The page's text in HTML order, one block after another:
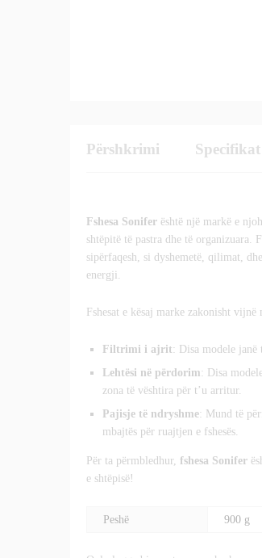
Përshkrimi Specifikat
Fshesa Sonifer është një markë e
shtëpitë të pastra dhe të
sipërfaqesh, si dyshemetë, qilimat,
energji.
Fshesat e kësaj marke zakonisht vijnë
Filtrimi i ajrit: Disa modele
Lehtësi në përdorim: Disa
zona të vështira për t’u arritur.
Pajisje të ndryshme: Mund të
mbajtës për ruajtjen e fshesës.
Për ta përmbledhur, fshesa Sonifer
e shtëpisë!
Peshë 900 g